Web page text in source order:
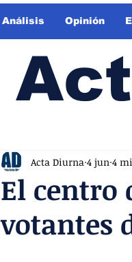
Análisis Opinión
El centro
votantes
Acta Diurna 4 jun 4